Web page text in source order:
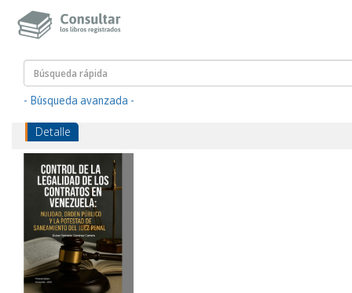
- Búsqueda avanzada -
Detalle